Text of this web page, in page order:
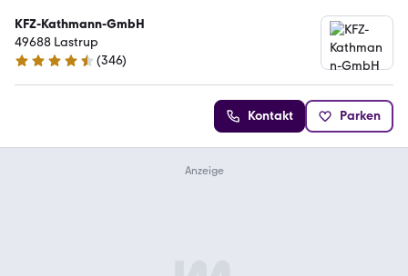
KFZ-Kathmann-GmbH
49688 Lastrup
4.6 Sterne
(346)
Kontakt Parken